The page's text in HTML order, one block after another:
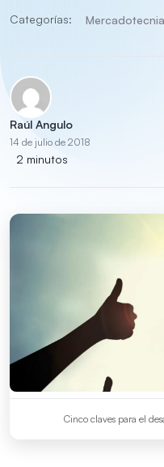
Categorías:
Raúl Angulo
14 de julio de 2018
2 minutos
Cinco claves para el